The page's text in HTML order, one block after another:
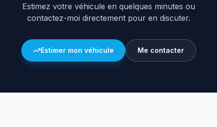
Estimez votre véhicule en quelques minutes ou
contactez-moi directement pour en discuter.
Estimer mon véhicule Me contacter